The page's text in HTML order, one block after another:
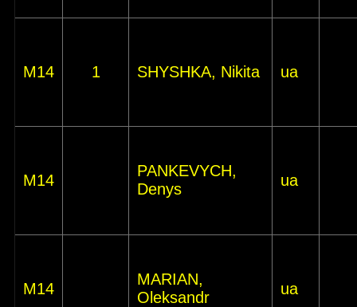
M14 1 SHYSHKA, Nikita ua
M14
PANKEVYCH,
Denys
ua
M14
MARIAN,
Oleksandr
ua